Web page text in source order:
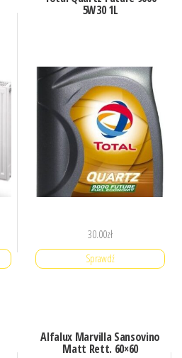
5W30 1L
30.00zł
Sprawdź
Alfalux Marvilla Sansovino
Matt Rett. 60×60